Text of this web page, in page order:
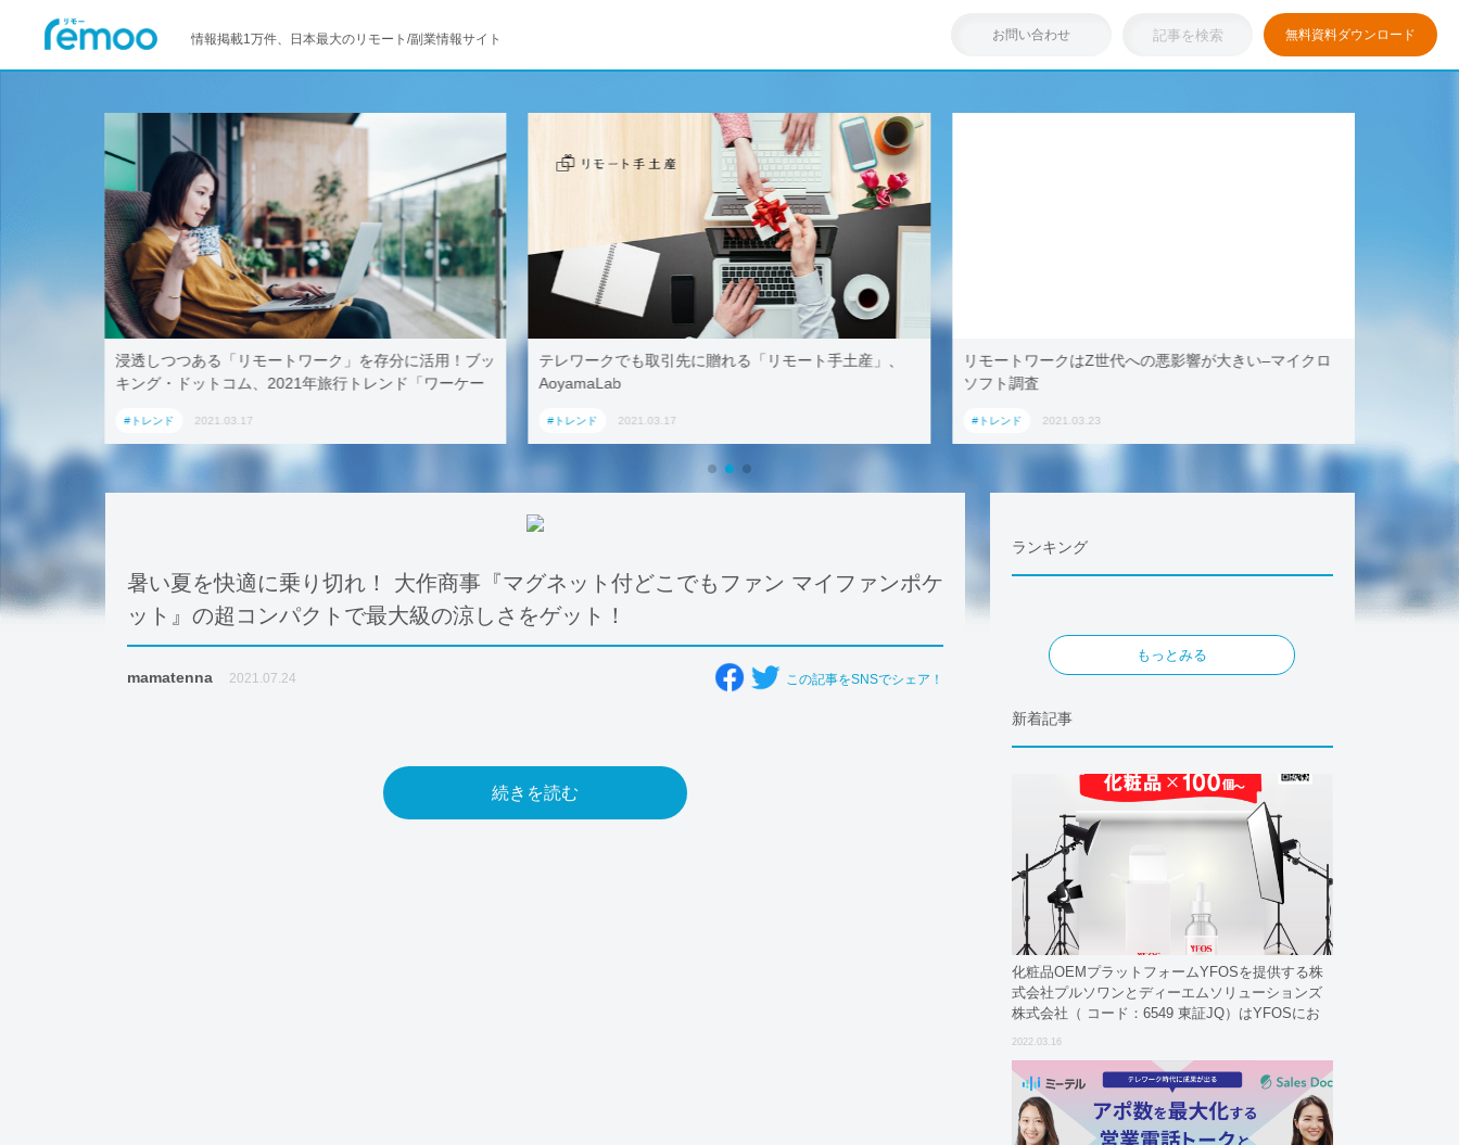
情報掲載1万件、日本最大のリモート/副業情報サイト お問い合わせ 無料資料ダウンロード
透しつつある「リモートワーク」を存分に活用！ブッ
ング・ドットコム、2021年旅行トレンド「ワーケー
ョン」におすすめの国内宿泊施設5選
2021.03.17
テレワークでも取引先に贈れる「リモート手土産」、
AoyamaLab
2021.03.17
リモートワークはZ世代への悪影響が大きい–マイクロ
2021.03.23
浸透しつつある「リモート
暑い夏を快適に乗り切れ！ 大作商事『マグネット付どこでもファン マイファンポケ
ット』の超コンパクトで最大級の涼しさをゲット！
mamatenna 2021.07.24 この記事をSNSでシェア！
続きを読む
ランキング
もっとみる
新着記事
化粧品OEMプラットフォームYFOSを提供する株
式会社プルソワンとディーエムソリューションズ
株式会社（ コード：6549 東証JQ）はYFOSにお
2022.03.16